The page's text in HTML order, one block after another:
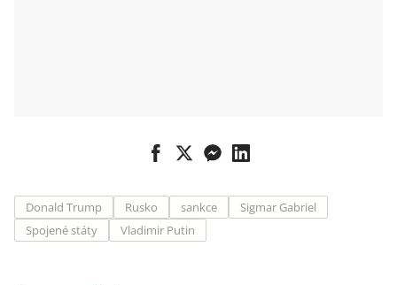
Donald Trump Rusko sankce
Sigmar Gabriel
Spojené státy
Vladimir Putin